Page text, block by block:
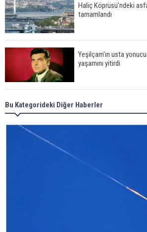
Haliç Köprüsü'ndeki
tamamlandı
Yeşilçam'ın usta
yaşamını yitirdi
Meral Akşener ile
görüntülendi
Bilim kurgu
Bu Kategorideki Diğer Haberler